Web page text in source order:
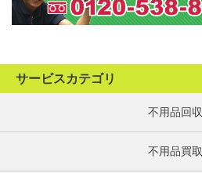
サービスカテゴリ
不用品回収
不用品買取